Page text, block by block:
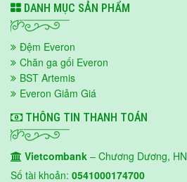
DANH MỤC SẢN PHẨM
Đệm Everon
Chăn ga gối Everon
BST Artemis
Everon Giảm Giá
THÔNG TIN THANH TOÁN
Vietcombank – Chương Dương, HN
Số tài khoản: 0541000174700